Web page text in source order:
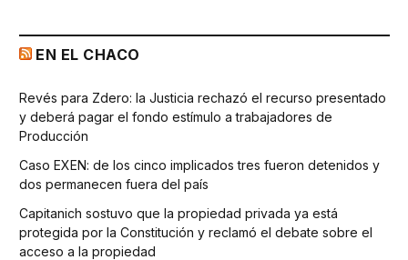
EN EL CHACO
Revés para Zdero: la Justicia rechazó el recurso presentado
y deberá pagar el fondo estímulo a trabajadores de
Producción
Caso EXEN: de los cinco implicados tres fueron detenidos y
dos permanecen fuera del país
Capitanich sostuvo que la propiedad privada ya está
protegida por la Constitución y reclamó el debate sobre el
acceso a la propiedad